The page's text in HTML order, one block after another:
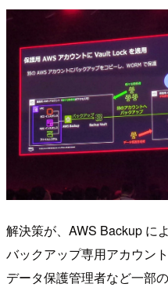
解決策が、AWS Backup に
バックアップ専用アカウン
データ保護管理者など一部